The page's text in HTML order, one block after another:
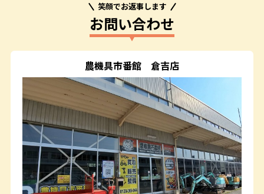
笑顔でお返事します
お問い合わせ
農機具市番館 倉吉店